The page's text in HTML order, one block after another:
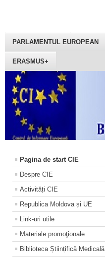
PARLAMENTUL EUROPEAN
ERASMUS+
Pagina de start CIE
Despre CIE
Activități CIE
Republica Moldova și UE
Link-uri utile
Materiale promoţionale
Biblioteca Științifică Medicală